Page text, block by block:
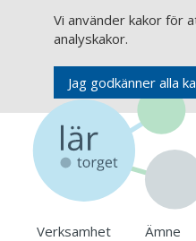
Vi använder kakor för
analyskakor.
Jag godkänner alla
Verksamhet Ämne